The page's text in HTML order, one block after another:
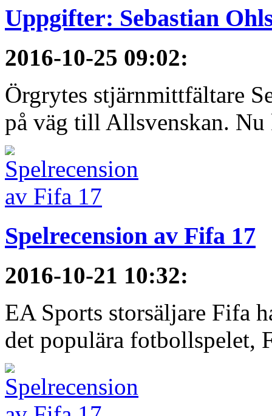
Uppgifter: Sebastian
2016-10-25 09:02:
Örgrytes stjärnmittfältare
på väg till Allsvenskan. Nu
Spelrecension av Fifa 17
2016-10-21 10:32:
EA Sports storsäljare Fifa
det populära fotbollspelet,